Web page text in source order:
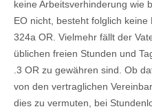
keine Arbeitsverhinderung wie
EO nicht, besteht folglich
324a OR. Vielmehr fällt der
üblichen freien Stunden und
.3 OR zu gewähren sind. Ob
von den vertraglichen
dies zu vermuten, bei